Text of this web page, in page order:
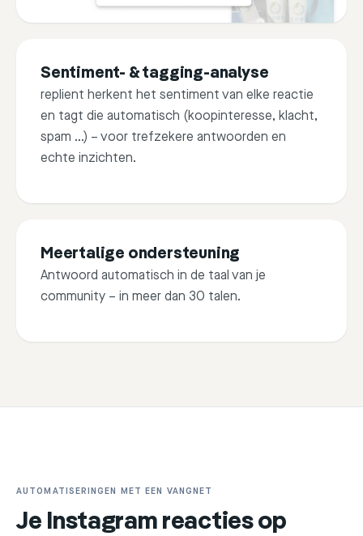
Sentiment- & tagging-analyse
replient herkent het sentiment van elke reactie
en tagt die automatisch (koopinteresse, klacht,
spam …) – voor trefzekere antwoorden en
echte inzichten.
Juan Castro
something like this but ....
Meertalige ondersteuning
Antwoord automatisch in de taal van je
community – in meer dan 30 talen.
AUTOMATISERINGEN MET EEN VANGNET
Je Instagram reacties op